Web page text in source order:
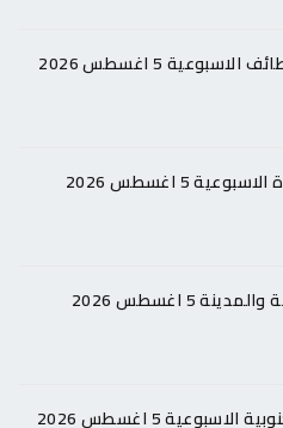
5 اغسطس 2026
5 اغسطس 2026
عروض بن داود مكة والمدينة 5 اغسطس 2026
عروض المزرعة الجنوبية الاسبوعية 5 اغسطس 2026